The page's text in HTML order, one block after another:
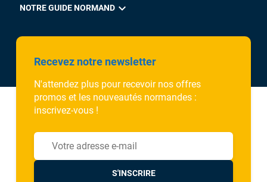
NOTRE GUIDE NORMAND expand_more
Recevez notre newsletter
N'attendez plus pour recevoir nos offres
promos et les nouveautés normandes :
inscrivez-vous !
S'INSCRIRE